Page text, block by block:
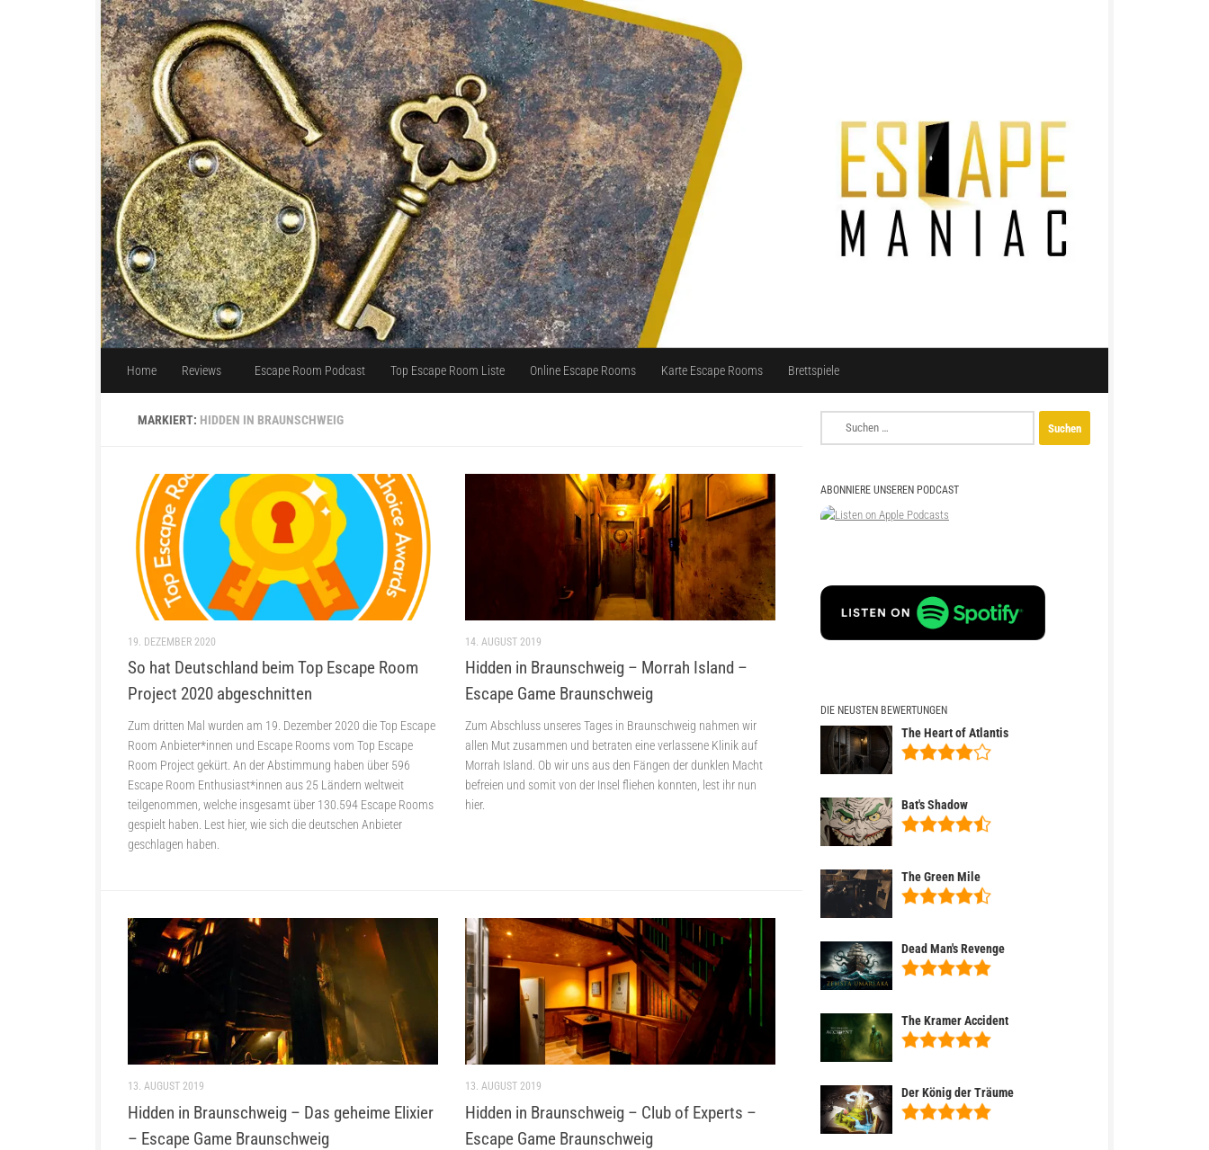
Unter dem Inhalt
Home Reviews Escape Room Podcast Top Escape Room Liste Online Escape Rooms Karte Escape Rooms Brettspiele
MARKIERT: HIDDEN IN BRAUNSCHWEIG
19. DEZEMBER 2020
So hat Deutschland beim Top Escape Room
Project 2020 abgeschnitten
Zum dritten Mal wurden am 19. Dezember 2020 die Top Escape
Room Anbieter*innen und Escape Rooms vom Top Escape
Room Project gekürt. An der Abstimmung haben über 596
Escape Room Enthusiast*innen aus 25 Ländern weltweit
teilgenommen, welche insgesamt über 130.594 Escape Rooms
gespielt haben. Lest hier, wie sich die deutschen Anbieter
geschlagen haben.
14. AUGUST 2019
Hidden in Braunschweig – Morrah Island –
Escape Game Braunschweig
Zum Abschluss unseres Tages in Braunschweig nahmen wir
allen Mut zusammen und betraten eine verlassene Klinik auf
Morrah Island. Ob wir uns aus den Fängen der dunklen Macht
befreien und somit von der Insel fliehen konnten, lest ihr nun
hier.
13. AUGUST 2019
Hidden in Braunschweig – Das geheime Elixier
– Escape Game Braunschweig
13. AUGUST 2019
Hidden in Braunschweig – Club of Experts –
Escape Game Braunschweig
ABONNIERE UNSEREN PODCAST
DIE NEUSTEN BEWERTUNGEN
The Heart of Atlantis
Bat's Shadow
The Green Mile
Dead Man's Revenge
The Kramer Accident
Der König der Träume